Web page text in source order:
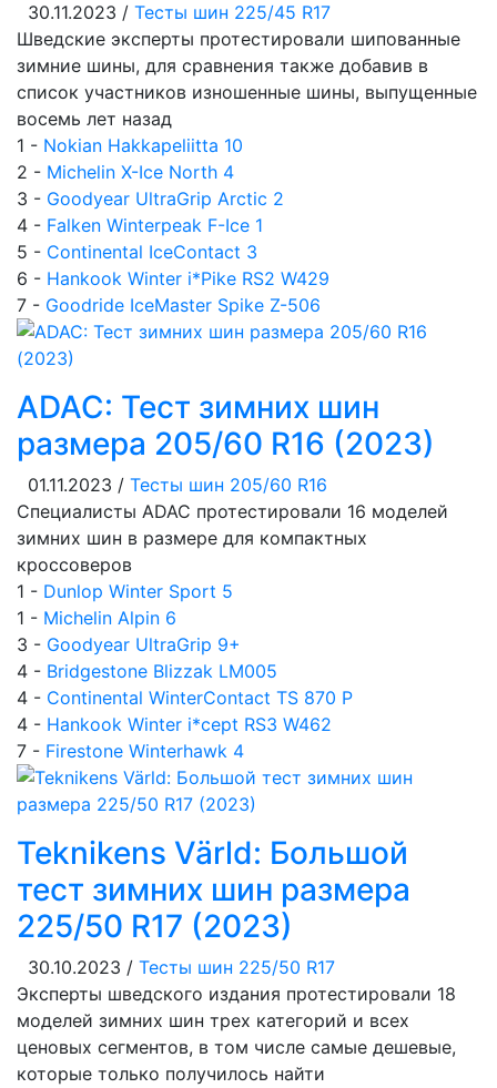
30.11.2023 / Тесты шин 225/45 R17
Шведские эксперты протестировали шипованные
зимние шины, для сравнения также добавив в
список участников изношенные шины, выпущенные
восемь лет назад
1 - Nokian Hakkapeliitta 10
2 - Michelin X-Ice North 4
3 - Goodyear UltraGrip Arctic 2
4 - Falken Winterpeak F-Ice 1
5 - Continental IceContact 3
6 - Hankook Winter i*Pike RS2 W429
7 - Goodride IceMaster Spike Z-506
ADAC: Тест зимних шин
размера 205/60 R16 (2023)
01.11.2023 / Тесты шин 205/60 R16
Специалисты ADAC протестировали 16 моделей
зимних шин в размере для компактных
кроссоверов
1 - Dunlop Winter Sport 5
1 - Michelin Alpin 6
3 - Goodyear UltraGrip 9+
4 - Bridgestone Blizzak LM005
4 - Continental WinterContact TS 870 P
4 - Hankook Winter i*cept RS3 W462
7 - Firestone Winterhawk 4
Teknikens Värld: Большой
тест зимних шин размера
225/50 R17 (2023)
30.10.2023 / Тесты шин 225/50 R17
Эксперты шведского издания протестировали 18
моделей зимних шин трех категорий и всех
ценовых сегментов, в том числе самые дешевые,
которые только получилось найти